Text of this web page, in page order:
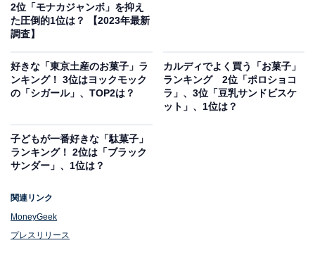
「たけのこの里」などの定番商品に加え、近年は高級路
線、「美容と健康に良い」とうたうチョコレート菓子の
ニティの生活を支援する活動も行い、日本随一のお菓子
メーカーといえるでしょう。
2位「モナカジャンボ」を抑え
た圧倒的1位は？ 【2023年最新
調査】
好きな「東京土産のお菓子」ラ
ンキング！ 3位はヨックモック
の「シガール」、TOP2は？
カルディでよく買う「お菓子」
ランキング 2位「ポロショコ
ラ」、3位「豆乳サンドビスケ
ット」、1位は？
子どもが一番好きな「駄菓子」
ランキング！ 2位は「ブラック
サンダー」、1位は？
関連リンク
MoneyGeek
プレスリリース